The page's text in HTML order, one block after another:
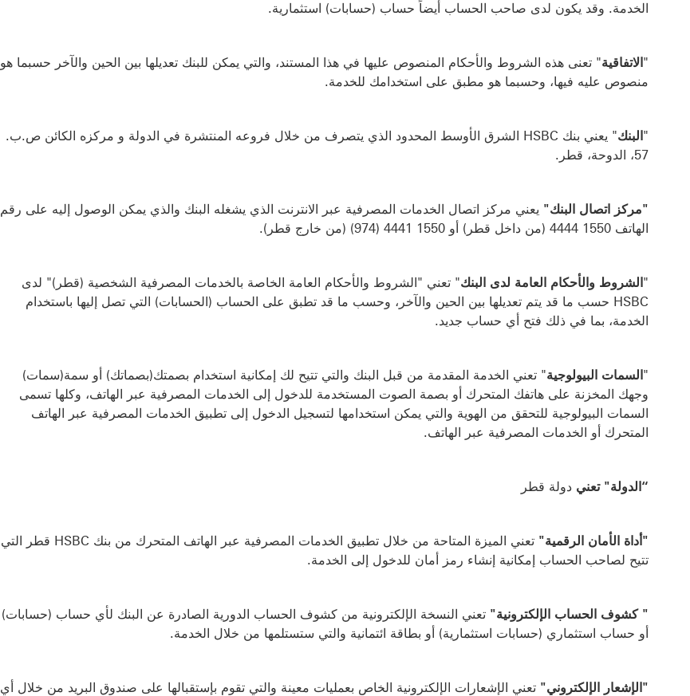
الخدمة. وقد يكون لدى صاحب الحساب أيضاً حساب (حسابات) استثمارية.
"الاتفاقية" تعنى هذه الشروط والأحكام المنصوص عليها في هذا المستند، والتي يمكن للبنك تعديلها بين الحين والآخر حسبما هو
منصوص عليه فيها، وحسبما هو مطبق على استخدامك للخدمة.
"البنك
" يعني بنك HSBC الشرق الأوسط المحدود الذي يتصرف من خلال فروعه المنتشرة في الدولة و مركزه الكائن ص.ب.
57، الدوحة، قطر.
"مركز اتصال البنك" يعني مركز اتصال الخدمات المصرفية عبر الانترنت الذي يشغله البنك والذي يمكن الوصول إليه على رقم
الهاتف 1550 4444 (من داخل قطر) أو 1550 4441 (974) (من خارج قطر).
"الشروط والأحكام العامة لدى البنك" تعني "الشروط والأحكام العامة الخاصة بالخدمات المصرفية الشخصية (قطر)" لدى
HSBC حسب ما قد يتم تعديلها بين الحين والآخر، وحسب ما قد تطبق على الحساب (الحسابات) التي تصل إليها باستخدام
الخدمة، بما في ذلك فتح أي حساب جديد.
"السمات البيولوجية" تعني الخدمة المقدمة من قبل البنك والتي تتيح لك إمكانية استخدام بصمتك(بصماتك) أو سمة(سمات)
وجهك المخزنة على هاتفك المتحرك أو بصمة الصوت المستخدمة للدخول إلى الخدمات المصرفية عبر الهاتف، وكلها تسمى
السمات البيولوجية للتحقق من الهوية والتي يمكن استخدامها لتسجيل الدخول إلى تطبيق الخدمات المصرفية عبر الهاتف
المتحرك أو الخدمات المصرفية عبر الهاتف.
“الدولة" تعني دولة قطر
"أداة الأمان الرقمية"
تعني الميزة المتاحة من خلال تطبيق الخدمات المصرفية عبر الهاتف المتحرك من بنك HSBC قطر التي
تتيح لصاحب الحساب إمكانية إنشاء رمز أمان للدخول إلى الخدمة.
" كشوف الحساب الإلكترونية" تعني النسخة الإلكترونية من كشوف الحساب الدورية الصادرة عن البنك لأي حساب (حسابات)
أو حساب استثماري (حسابات استثمارية) أو بطاقة ائتمانية والتي ستستلمها من خلال الخدمة.
"الإشعار الإلكتروني" تعني الإشعارات الإلكترونية الخاص بعمليات معينة والتي تقوم بإستقبالها على صندوق البريد من خلال أي